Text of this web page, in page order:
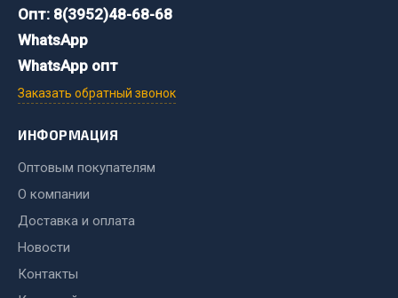
Система выпуска газа
Система охлаждения
Сцепление
Двигатель
Система питания
Опт: 8(3952)48-68-68
WhatsApp
WhatsApp опт
Заказать обратный звонок
ИНФОРМАЦИЯ
Оптовым покупателям
О компании
Доставка и оплата
Новости
Контакты